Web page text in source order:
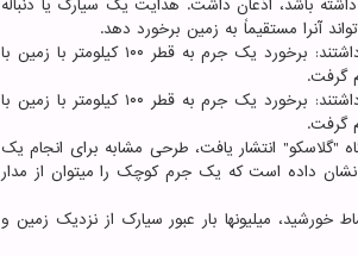
باشد، اذعان داشت. هدایت یک سیارک یا دنباله
آنرا مستقیماً به زمین برخورد دهد.
محققان در یک مقاله که در مجله Astrophysics and Space Science انتشار یافته است، اظهار داشتند: برخورد یک جرم به قطر ۱۰۰ کیلومتر با زمین با
گرفت.
محققان در یک مقاله که در مجله Astrophysics and Space Science انتشار یافته است، اظهار داشتند: برخورد یک جرم به قطر ۱۰۰ کیلومتر با زمین با
گرفت.
"گلاسکو" انتشار یافت، طرحی مشابه برای انجام یک
داده است که یک جرم کوچک را میتوان از مدار
میلیونها بار عبور سیارک از نزدیک زمین و